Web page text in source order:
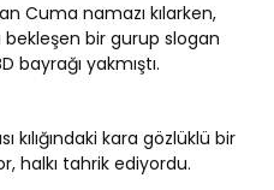
Cuma namazı kılarken,
bir gurup slogan
bayrağı yakmıştı.
kılığındaki kara gözlüklü bir
halkı tahrik ediyordu.